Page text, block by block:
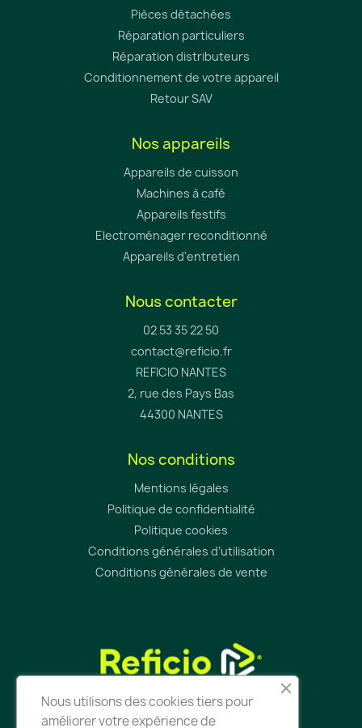
Pièces détachées
Réparation particuliers
Réparation distributeurs
Conditionnement de votre appareil
Retour SAV
Nos appareils
Appareils de cuisson
Machines à café
Appareils festifs
Electroménager reconditionné
Appareils d'entretien
Nous contacter
02 53 35 22 50
contact@reficio.fr
REFICIO NANTES
2, rue des Pays Bas
44300 NANTES
Nos conditions
Mentions légales
Politique de confidentialité
Politique cookies
Conditions générales d’utilisation
Conditions générales de vente
Nous utilisons des cookies tiers pour
améliorer votre expérience de